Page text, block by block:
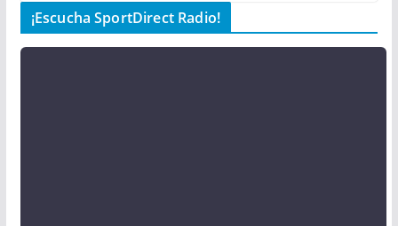
¡Escucha SportDirect Radio!